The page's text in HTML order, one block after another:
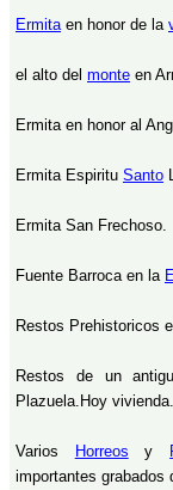
Ermitaen honor de la
el alto del monte en
Ermita en honor al
Ermita Espiritu Santo
Ermita San Frechoso.
Fuente Barroca en la
Restos Prehistoricos
Restos de un
Plazuela.Hoy vivienda.
Varios Horreos y
importantes grabados